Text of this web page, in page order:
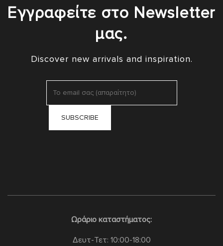
Εγγραφείτε στο Newsletter
μας.
Discover new arrivals and inspiration.
Ωράριο καταστήματος:
Δευτ-Τετ: 10:00-18:00